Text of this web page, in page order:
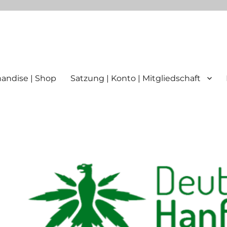
| Shop Satzung | Konto | Mitgliedschaft